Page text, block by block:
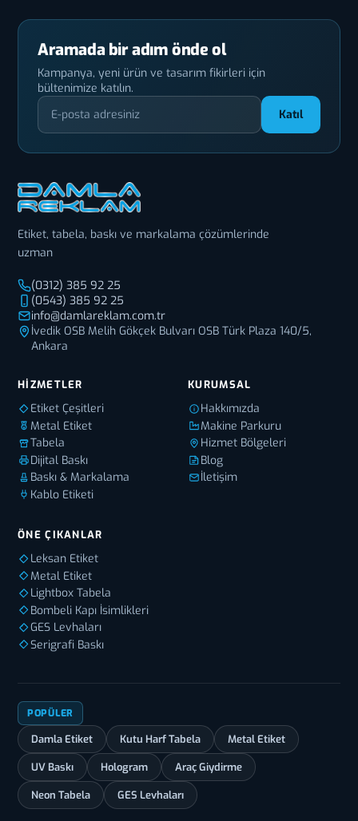
Aramada bir adım önde ol
Kampanya, yeni ürün ve tasarım fikirleri için
bültenimize katılın.
Katıl
Etiket, tabela, baskı ve markalama çözümlerinde
uzman
(0312) 385 92 25
(0543) 385 92 25
info@damlareklam.com.tr
İvedik OSB Melih Gökçek Bulvarı OSB Türk Plaza 140/5,
Ankara
HIZMETLER
Etiket Çeşitleri
Metal Etiket
Tabela
Dijital Baskı
Baskı & Markalama
Kablo Etiketi
KURUMSAL
Hakkımızda
Makine Parkuru
Hizmet Bölgeleri
Blog
İletişim
ÖNE ÇIKANLAR
Leksan Etiket
Metal Etiket
Lightbox Tabela
Bombeli Kapı İsimlikleri
GES Levhaları
Serigrafi Baskı
POPÜLER
Damla Etiket Kutu Harf Tabela Metal Etiket
UV Baskı Hologram Araç Giydirme
Neon Tabela GES Levhaları